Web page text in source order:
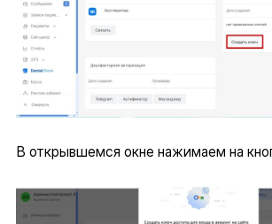
В открывшемся окне нажимаем на